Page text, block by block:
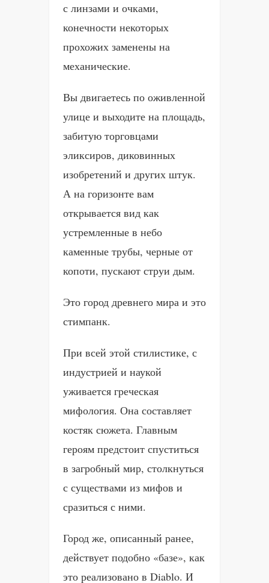
с линзами и очками,
конечности некоторых
прохожих заменены на
механические.
Вы двигаетесь по оживленной
улице и выходите на площадь,
забитую торговцами
эликсиров, диковинных
изобретений и других штук.
А на горизонте вам
открывается вид как
устремленные в небо
каменные трубы, черные от
копоти, пускают струи дым.
Это город древнего мира и это
стимпанк.
При всей этой стилистике, с
индустрией и наукой
уживается греческая
мифология. Она составляет
костяк сюжета. Главным
героям предстоит спуститься
в загробный мир, столкнуться
с существами из мифов и
сразиться с ними.
Город же, описанный ранее,
действует подобно «базе», как
это реализовано в Diablo. И